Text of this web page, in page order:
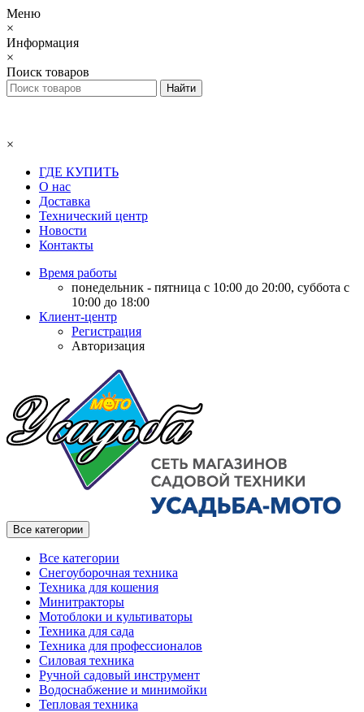
Меню
×
Информация
×
Поиск товаров
×
ГДЕ КУПИТЬ
О нас
Доставка
Технический центр
Новости
Контакты
Время работы
понедельник - пятница с 10:00 до 20:00, суббота с
10:00 до 18:00
Клиент-центр
Регистрация
Авторизация
Все категории
Все категории
Снегоуборочная техника
Техника для кошения
Минитракторы
Мотоблоки и культиваторы
Техника для сада
Техника для профессионалов
Силовая техника
Ручной садовый инструмент
Водоснабжение и минимойки
Тепловая техника